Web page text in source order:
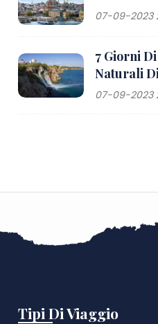
07-09-2023
7 Giorni
Naturali
07-09-2023
Tipi Di Viaggio